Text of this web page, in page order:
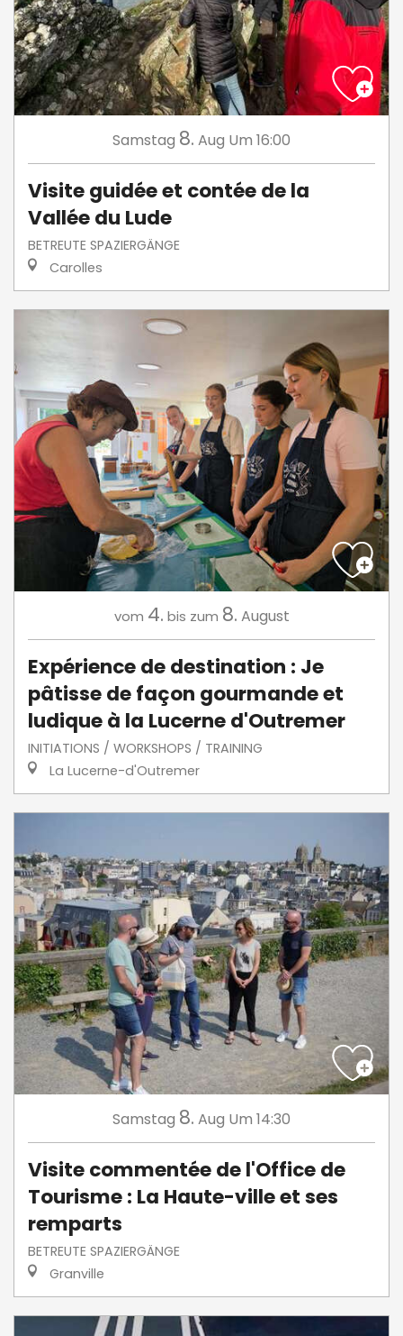
Samstag 8. Aug Um 16:00
Visite guidée et contée de la
Vallée du Lude
BETREUTE SPAZIERGÄNGE
Carolles
vom 4. bis zum 8. August
Expérience de destination : Je
pâtisse de façon gourmande et
ludique à la Lucerne d'Outremer
INITIATIONS / WORKSHOPS / TRAINING
La Lucerne-d'Outremer
Samstag 8. Aug Um 14:30
Visite commentée de l'Office de
Tourisme : La Haute-ville et ses
remparts
BETREUTE SPAZIERGÄNGE
Granville